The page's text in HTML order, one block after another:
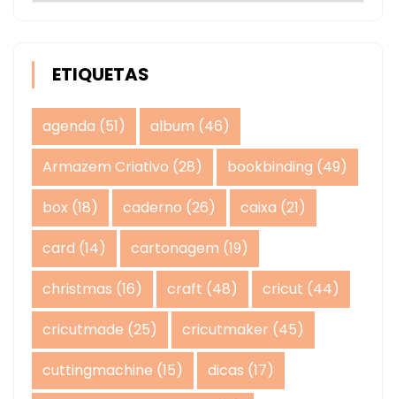
ETIQUETAS
agenda (51) album (46)
Armazem Criativo (28) bookbinding (49)
box (18) caderno (26) caixa (21)
card (14) cartonagem (19)
christmas (16) craft (48) cricut (44)
cricutmade (25) cricutmaker (45)
cuttingmachine (15) dicas (17)